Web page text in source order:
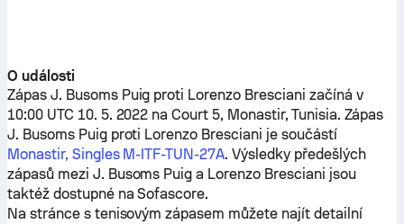
O události
Zápas J. Busoms Puig proti Lorenzo Bresciani začíná v
10:00 UTC 10. 5. 2022 na Court 5, Monastir, Tunisia. Zápas
J. Busoms Puigproti Lorenzo Bresciani je součástí
Monastir, Singles M-ITF-TUN-27A. Výsledky předešlých
zápasů mezi J. Busoms Puig a Lorenzo Bresciani jsou
taktéž dostupné na Sofascore.
Na stránce s tenisovým zápasem můžete najít detailní